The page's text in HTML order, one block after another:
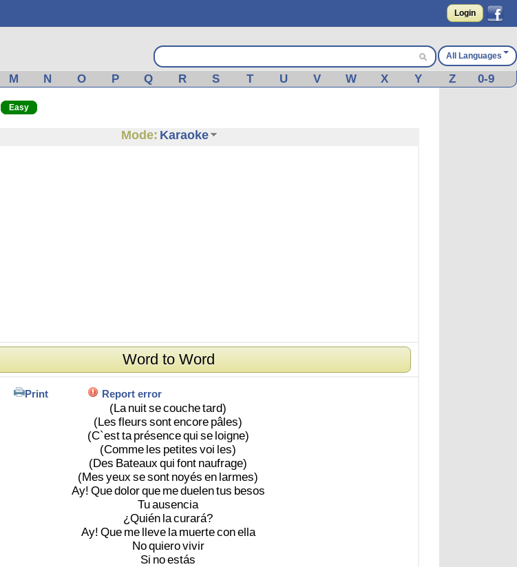
Login
All Languages
M N O P Q R S T U V W X Y Z 0-9
Easy
Mode: Karaoke
Word to Word
Print Report error
(La nuitsecouchetard)
(Les fleurs sontencore pâles)
(C`estta présencequi se loigne)
(Comme les petites voi les)
(Des Bateaux qui font naufrage)
(Mes yeux sesont noyés en larmes)
Ay! Quedolorque meduelentus besos
Tuausencia
¿Quién lacurará?
Ay! Que me lleve la muerteconella
Noquierovivir
Si noestás